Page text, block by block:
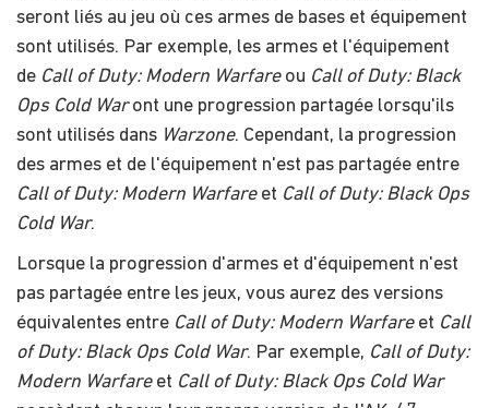
seront liés au jeu où ces armes de bases et équipement
sont utilisés. Par exemple, les armes et l'équipement
de Call of Duty: Modern Warfareou Call of Duty: Black
Ops Cold Waront une progression partagée lorsqu'ils
sont utilisés dans Warzone. Cependant, la progression
des armes et de l'équipement n'est pas partagée entre
Call of Duty: Modern Warfareet Call of Duty: Black Ops
Cold War.
Lorsque la progression d'armes et d'équipement n'est
pas partagée entre les jeux, vous aurez des versions
équivalentes entre Call of Duty: Modern Warfareet Call
of Duty: Black Ops Cold War. Par exemple, Call of Duty:
Modern Warfareet Call of Duty: Black Ops Cold War